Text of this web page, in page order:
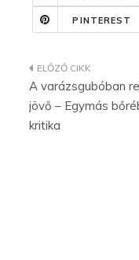
PINTEREST
Bejegyzés
navigáció
A varázsgubóban
jövő – Egymás
kritika